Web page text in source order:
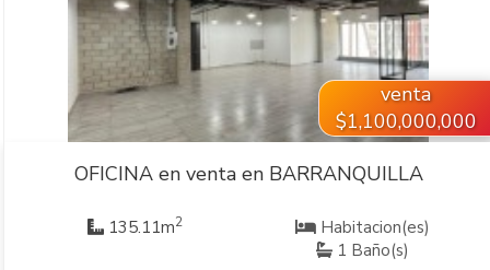
venta
$1,100,000,000
OFICINA en venta en BARRANQUILLA
135.11m2
Habitacion(es)
1 Baño(s)